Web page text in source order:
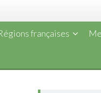
françaises